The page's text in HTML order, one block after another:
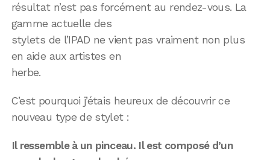
résultat n’est pas forcément au rendez-vous. La
gamme actuelle des
stylets de l’IPAD ne vient pas vraiment non plus
en aide aux artistes en
herbe.
C’est pourquoi j’étais heureux de découvrir ce
nouveau type de stylet :
Il ressemble à un pinceau. Il est composé d’un